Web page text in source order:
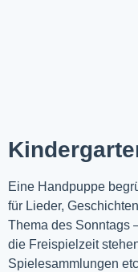
Eine Handpuppe
für Lieder,
Thema des Sonntags
die Freispielzeit
Spielesammlungen